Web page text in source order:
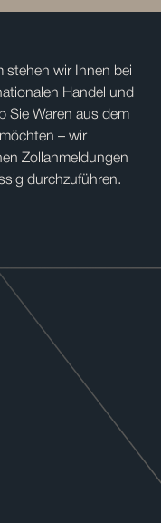
stehen wir Ihnen bei
Handel und
Sie Waren aus dem
– wir
Zollanmeldungen
durchzuführen.